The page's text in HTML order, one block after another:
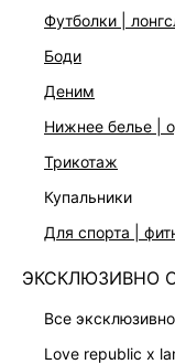
футболки |
боди
деним
нижнее белье |
трикотаж
купальники
для спорта |
ЭКСКЛЮЗИВНО
все
love republic x
7 999 ₽
КОЛЛЕКЦИЯ СТУДИО